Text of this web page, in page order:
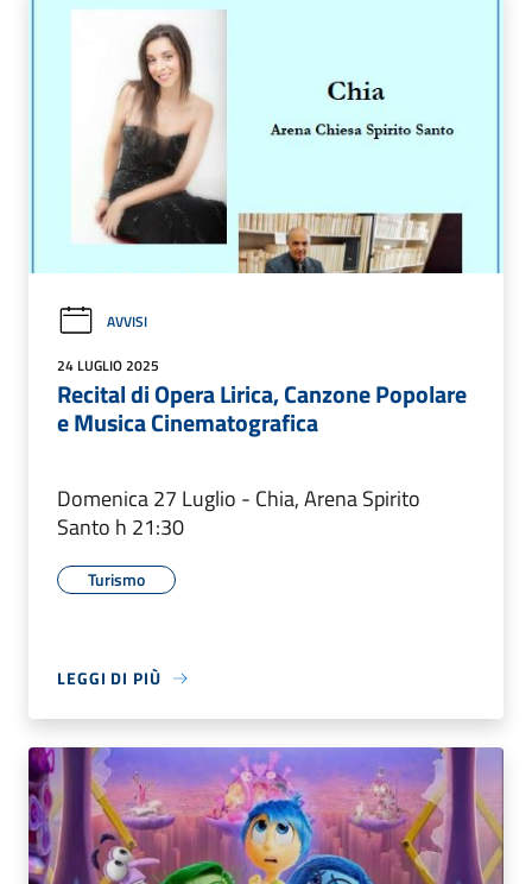
AVVISI
24 LUGLIO 2025
Recital di Opera Lirica, Canzone Popolare
e Musica Cinematografica
Domenica 27 Luglio - Chia, Arena Spirito
Santo h 21:30
Turismo
LEGGI DI PIÙ